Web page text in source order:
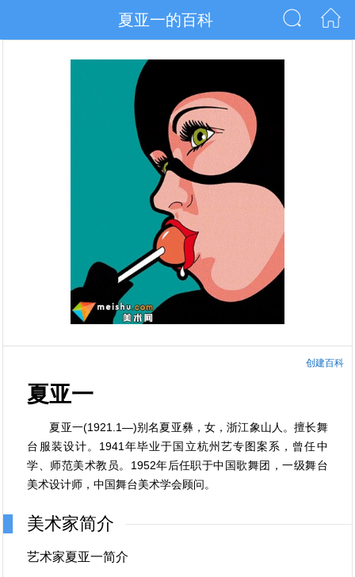
夏亚一的百科
创建百科
夏亚一
夏亚一(1921.1—)别名夏亚彝，女，浙江象山人。擅长舞
台服装设计。1941年毕业于国立杭州艺专图案系，曾任中
学、师范美术教员。1952年后任职于中国歌舞团，一级舞台
美术设计师，中国舞台美术学会顾问。
美术家简介
艺术家夏亚一简介